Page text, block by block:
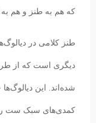
که هم به طنز و هم
طنز کلامی در
دیگری است که از
شده‌اند. این
کمدی‌های سبک ست